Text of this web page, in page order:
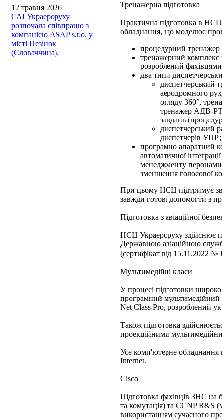
12 травня 2026
САІ Украероруху
розпочала співпрацю з
компанією ASAP s.r.o. у
місті Пезінок
(Словаччина).
Тренажерна підготовка
Практична підготовка в НСЦ
обладнання, що моделює
процедурний тренажер
тренажерний комплекс
розроблений
два типи
диспетчерський
аеродромного
огляду 360°,
тренажер АДВ-
завдань
диспетчерський
диспетчерів УПР;
програмно апаратний
автоматичної
менеджменту перонами,
зменшення голосової
При цьому НСЦ підтримує
завжди готові допомогти з
Підготовка з авіаційної
НСЦ Украероруху здійснює
Державною авіаційною
(сертифікат від 15.11.2022
Мультимедійні класи
У процесі підготовки
програмний
Net Class Pro, розроблений
Також підготовка
проекційними
Усе комп'ютерне обладнання
Internet.
Cisco
Підготовка фахівців ЗНС на
та комутація) та CCNP R&S
використанням сучасного